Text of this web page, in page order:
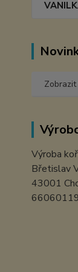
Výroba
Břetislav
43001